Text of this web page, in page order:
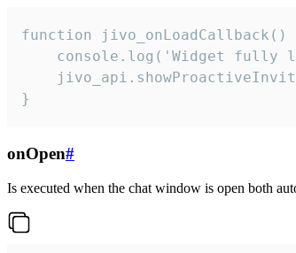
function jivo_onLoadCallback()
console.log('Widget fully
}
onOpen#
Is executed when the chat window is open both